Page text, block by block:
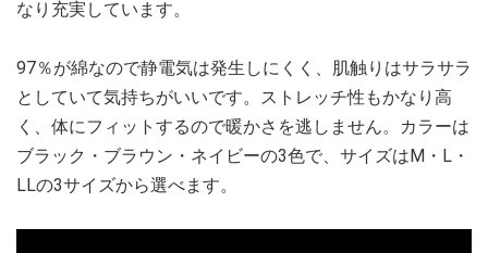
なり充実しています。
97％が綿なので静電気は発生しにくく、肌触りはサラサラ
としていて気持ちがいいです。ストレッチ性もかなり高
く、体にフィットするので暖かさを逃しません。カラーは
ブラック・ブラウン・ネイビーの3色で、サイズはM・L・
LLの3サイズから選べます。